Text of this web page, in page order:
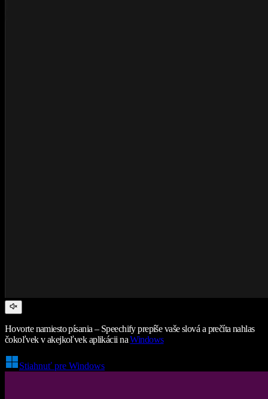
Hovorte namiesto písania – Speechify prepíše vaše slová a prečíta nahlas
čokoľvek v akejkoľvek aplikácii naWindows
Stiahnuť pre Windows